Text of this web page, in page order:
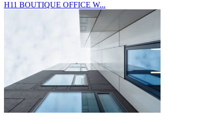
H11 BOUTIQUE OFFICE W...